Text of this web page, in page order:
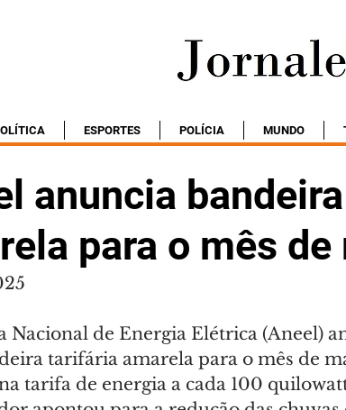
ESPORTES POLÍCIA MUNDO
anuncia
para o mês de
Nacional de Energia Elétrica (Aneel)
tarifária amarela para o mês de
na tarifa de energia a cada 100